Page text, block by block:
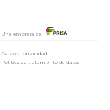
Una empresa de
Aviso de privacidad
Politica de tratamiento de datos